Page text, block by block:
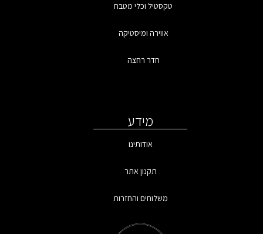
טקסטיל וכלי מטבח
אווירה ומיסטיקה
חדר רחצה
מידע
אודותינו
תקנון אתר
משלוחים והחזרות